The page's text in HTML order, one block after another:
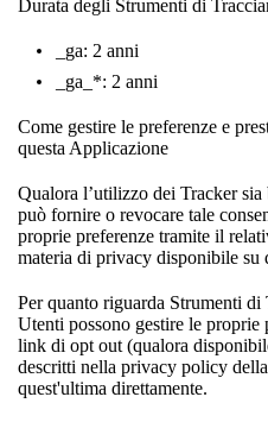
Durata degli Strumenti di
_ga: 2 anni
_ga_*: 2 anni
Come gestire le preferenze e
questa Applicazione
Qualora l’utilizzo dei Tracker sia
può fornire o revocare tale
proprie preferenze tramite il
materia di privacy disponibile su
Per quanto riguarda Strumenti
Utenti possono gestire le
link di opt out (qualora
descritti nella privacy policy
quest'ultima direttamente.